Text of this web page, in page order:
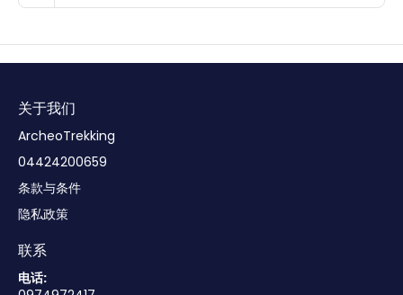
关于我们
ArcheoTrekking
04424200659
条款与条件
隐私政策
联系
电话: